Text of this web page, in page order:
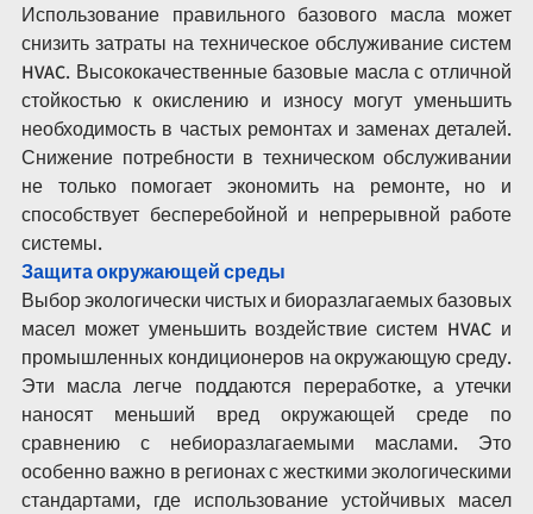
Использование правильного базового масла может
снизить затраты на техническое обслуживание систем
HVAC. Высококачественные базовые масла с отличной
стойкостью к окислению и износу могут уменьшить
необходимость в частых ремонтах и заменах деталей.
Снижение потребности в техническом обслуживании
не только помогает экономить на ремонте, но и
способствует бесперебойной и непрерывной работе
системы.
Защита окружающей среды
Выбор экологически чистых и биоразлагаемых базовых
масел может уменьшить воздействие систем HVAC и
промышленных кондиционеров на окружающую среду.
Эти масла легче поддаются переработке, а утечки
наносят меньший вред окружающей среде по
сравнению с небиоразлагаемыми маслами. Это
особенно важно в регионах с жесткими экологическими
стандартами, где использование устойчивых масел